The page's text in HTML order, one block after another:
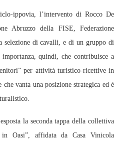
ippovia, l’intervento di Rocco De
Abruzzo della FISE, Federazione
selezione di cavalli, e di un gruppo di
quindi, che contribuisce a
per attività turistico-ricettive in
vanta una posizione strategica ed è
la seconda tappa della collettiva
Oasi”, affidata da Casa Vinicola